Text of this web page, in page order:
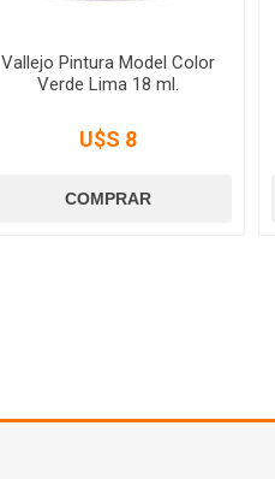
Vallejo Pintura Model Color
Verde Lima 18 ml.
U$S 8